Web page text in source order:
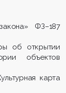
ФЗ–187
об открытии
объектов
карта